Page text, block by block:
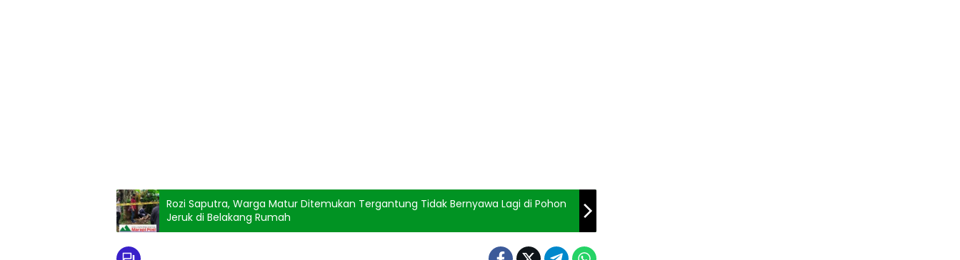
Rozi Saputra, Warga Matur Ditemukan Tergantung Tidak Bernyawa Lagi di Pohon
Jeruk di Belakang Rumah